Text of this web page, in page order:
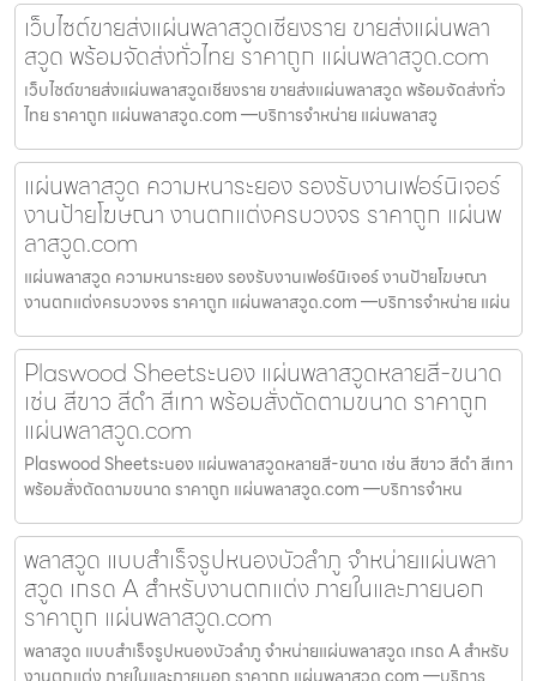
เว็บไซต์ขายส่งแผ่นพลาสวูดเชียงราย ขายส่งแผ่นพลา
สวูด พร้อมจัดส่งทั่วไทย ราคาถูก แผ่นพลาสวูด.com
เว็บไซต์ขายส่งแผ่นพลาสวูดเชียงราย ขายส่งแผ่นพลาสวูด พร้อมจัดส่งทั่ว
ไทย ราคาถูก แผ่นพลาสวูด.com —บริการจำหน่าย แผ่นพลาสวู
แผ่นพลาสวูด ความหนาระยอง รองรับงานเฟอร์นิเจอร์
งานป้ายโฆษณา งานตกแต่งครบวงจร ราคาถูก แผ่นพ
ลาสวูด.com
แผ่นพลาสวูด ความหนาระยอง รองรับงานเฟอร์นิเจอร์ งานป้ายโฆษณา
งานตกแต่งครบวงจร ราคาถูก แผ่นพลาสวูด.com —บริการจำหน่าย แผ่น
Plaswood Sheetระนอง แผ่นพลาสวูดหลายสี-ขนาด
เช่น สีขาว สีดำ สีเทา พร้อมสั่งตัดตามขนาด ราคาถูก
แผ่นพลาสวูด.com
Plaswood Sheetระนอง แผ่นพลาสวูดหลายสี-ขนาด เช่น สีขาว สีดำ สีเทา
พร้อมสั่งตัดตามขนาด ราคาถูก แผ่นพลาสวูด.com —บริการจำหน
พลาสวูด แบบสำเร็จรูปหนองบัวลำภู จำหน่ายแผ่นพลา
สวูด เกรด A สำหรับงานตกแต่ง ภายในและภายนอก
ราคาถูก แผ่นพลาสวูด.com
พลาสวูด แบบสำเร็จรูปหนองบัวลำภู จำหน่ายแผ่นพลาสวูด เกรด A สำหรับ